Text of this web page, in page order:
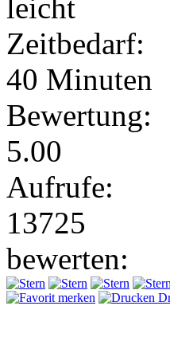
leicht
Zeitbedarf:
40 Minuten
Bewertung:
5.00
Aufrufe:
13725
bewerten:
merken